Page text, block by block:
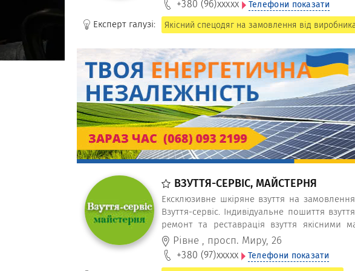
+380 (96)xxxxx Телефони показати
Експерт галузі: Якісний спецодяг на замовлення від
ВЗУТТЯ-СЕРВІС, МАЙСТЕРНЯ
Ексклюзивне шкіряне взуття на
Взуття-сервіс. Індивідуальне пошиття
ремонт та реставрація взуття якісними
взуттєвих матеріалів пропонує фабрика-
Рівне , просп. Миру, 26
+380 (97)xxxxx Телефони показати